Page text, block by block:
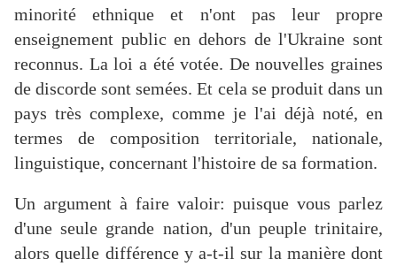
minorité ethnique et n'ont pas leur propre
enseignement public en dehors de l'Ukraine sont
reconnus. La loi a été votée. De nouvelles graines
de discorde sont semées. Et cela se produit dans un
pays très complexe, comme je l'ai déjà noté, en
termes de composition territoriale, nationale,
linguistique, concernant l'histoire de sa formation.
Un argument à faire valoir: puisque vous parlez
d'une seule grande nation, d'un peuple trinitaire,
alors quelle différence y a-t-il sur la manière dont